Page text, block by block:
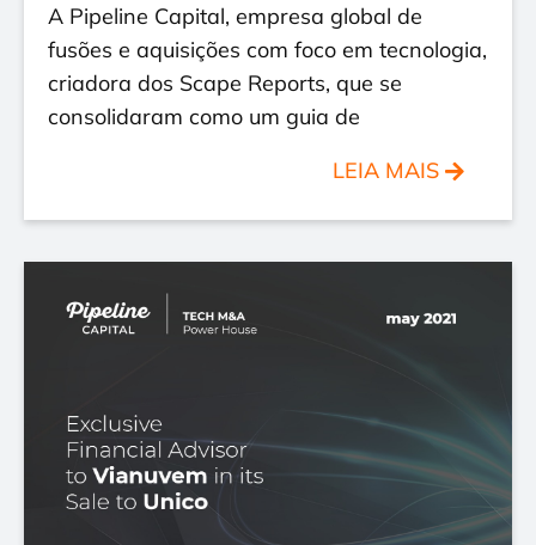
A Pipeline Capital, empresa global de
fusões e aquisições com foco em tecnologia,
criadora dos Scape Reports, que se
consolidaram como um guia de
LEIA MAIS